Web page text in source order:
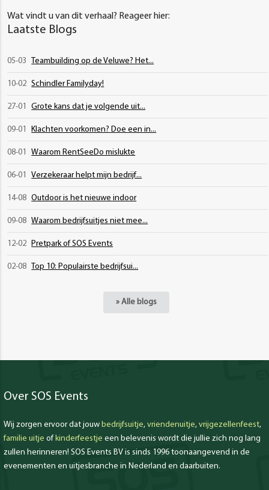
Wat vindt u van dit verhaal? Reageer hier:
Laatste Blogs
05-03 Teambuilding op de Veluwe? Het...
10-02 Schindler Familyday!
27-01 Grote kans dat je volgende uit...
09-01 Klachten voorkomen? Doe een in...
08-01 Waarom RentSeeDo mislukte
06-01 Verzekeraar helpt mijn bedrijf...
14-08 Outdoor is het nieuwe indoor
09-08 Waarom bedrijfsuitjes niet mee...
12-02 Pretpark of SOS Events
02-08 Top 10: Populairste bedrijfsui...
» Alle blogs
Over SOS Events
Wij zorgen ervoor dat jouw bedrijfsuitje, vriendenuitje, vrijgezellenfeest,
familie uitje of kinderfeestje een belevenis wordt die jullie zich nog lang
zullen herinneren! SOS Events BV is sinds 1996 toonaangevend in de
evenementen en uitjesbranche in Nederland en daarbuiten.